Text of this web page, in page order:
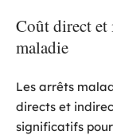
Coût direct et
maladie
Les arrêts
directs et
significatifs